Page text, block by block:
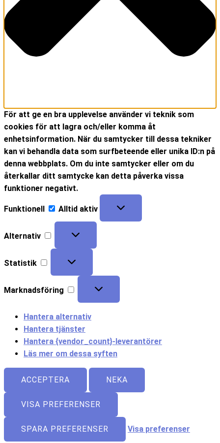
För att ge en bra upplevelse använder vi teknik som
cookies för att lagra och/eller komma åt
enhetsinformation. När du samtycker till dessa tekniker
kan vi behandla data som surfbeteende eller unika ID:n på
denna webbplats. Om du inte samtycker eller om du
återkallar ditt samtycke kan detta påverka vissa
funktioner negativt.
Funktionell Alltid aktiv
Alternativ
Statistik
Marknadsföring
Hantera alternativ
Hantera tjänster
Hantera {vendor_count}-leverantörer
Läs mer om dessa syften
ACCEPTERA NEKA
VISA PREFERENSER
SPARA PREFERENSER Visa preferenser